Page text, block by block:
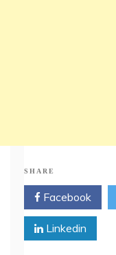
SHARE
Facebook
Linkedin